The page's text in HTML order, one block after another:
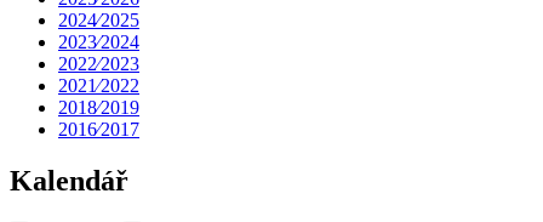
2024⁄2025
2023⁄2024
2022⁄2023
2021⁄2022
2018⁄2019
2016⁄2017
Kalendář